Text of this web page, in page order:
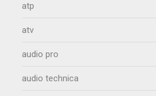
atp
atv
audio pro
audio technica